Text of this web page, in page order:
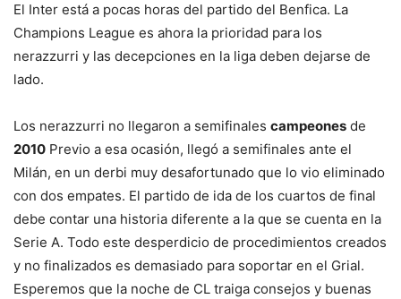
El Inter está a pocas horas del partido del Benfica. La
Champions League es ahora la prioridad para los
nerazzurri y las decepciones en la liga deben dejarse de
lado.
Los nerazzurri no llegaron a semifinales campeones de
2010 Previo a esa ocasión, llegó a semifinales ante el
Milán, en un derbi muy desafortunado que lo vio eliminado
con dos empates. El partido de ida de los cuartos de final
debe contar una historia diferente a la que se cuenta en la
Serie A. Todo este desperdicio de procedimientos creados
y no finalizados es demasiado para soportar en el Grial.
Esperemos que la noche de CL traiga consejos y buenas